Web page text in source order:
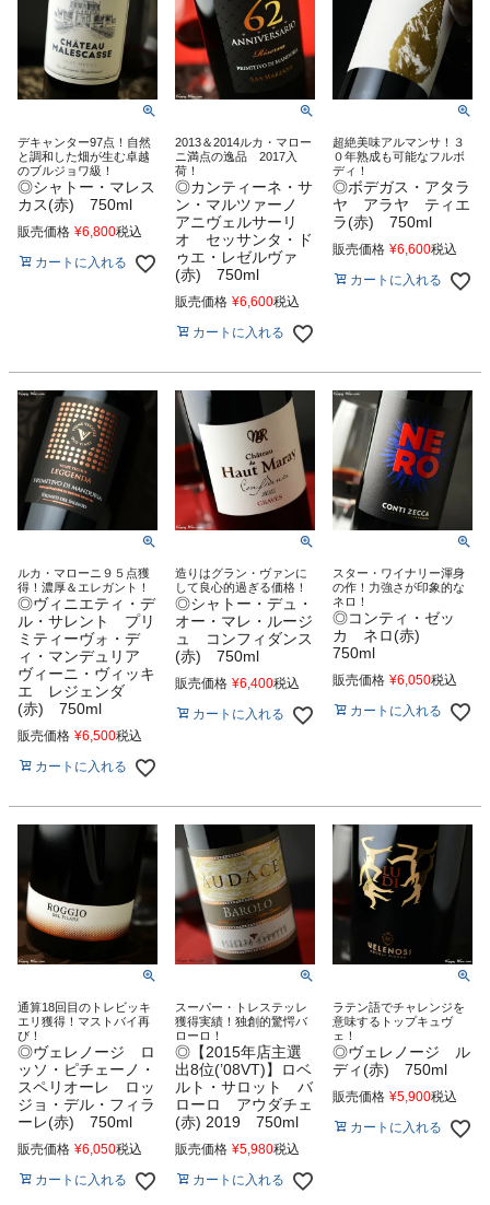
デキャンター97点！自然
と調和した畑が生む卓越
のブルジョワ級！
◎シャトー・マレス
カス(赤) 750ml
販売価格 ¥6,800税込
カートに入れる
2013＆2014ルカ・マロー
ニ満点の逸品 2017入
荷！
◎カンティーネ・サ
ン・マルツァーノ
アニヴェルサーリ
オ セッサンタ・ド
ゥエ・レゼルヴァ
(赤) 750ml
販売価格 ¥6,600税込
カートに入れる
超絶美味アルマンサ！３
０年熟成も可能なフルボ
ディ！
◎ボデガス・アタラ
ヤ アラヤ ティエ
ラ(赤) 750ml
販売価格 ¥6,600税込
カートに入れる
ルカ・マローニ９５点獲
得！濃厚＆エレガント！
◎ヴィニエティ・デ
ル・サレント プリ
ミティーヴォ・デ
ィ・マンデュリア
ヴィーニ・ヴィッキ
エ レジェンダ
(赤) 750ml
販売価格 ¥6,500税込
カートに入れる
造りはグラン・ヴァンに
して良心的過ぎる価格！
◎シャトー・デュ・
オー・マレ・ルージ
ュ コンフィダンス
(赤) 750ml
販売価格 ¥6,400税込
カートに入れる
スター・ワイナリー渾身
の作！力強さが印象的な
ネロ！
◎コンティ・ゼッ
カ ネロ(赤)
750ml
販売価格 ¥6,050税込
カートに入れる
通算18回目のトレビッキ
エリ獲得！マストバイ再
び！
◎ヴェレノージ ロ
ッソ・ピチェーノ・
スペリオーレ ロッ
ジョ・デル・フィラ
ーレ(赤) 750ml
販売価格 ¥6,050税込
カートに入れる
スーパー・トレステッレ
獲得実績！独創的驚愕バ
ローロ！
◎【2015年店主選
出8位(’08VT)】ロベ
ルト・サロット バ
ローロ アウダチェ
(赤) 2019 750ml
販売価格 ¥5,980税込
カートに入れる
ラテン語でチャレンジを
意味するトップキュヴ
ェ！
◎ヴェレノージ ル
ディ(赤) 750ml
販売価格 ¥5,900税込
カートに入れる